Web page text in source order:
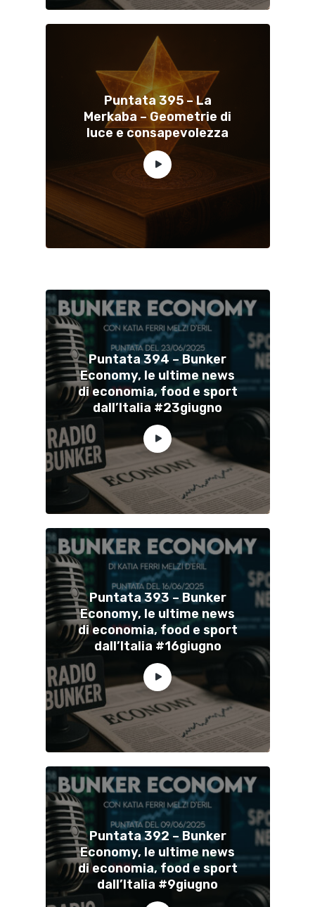
Puntata 395 – La
Merkaba – Geometrie di
luce e consapevolezza
Puntata 394 – Bunker
Economy, le ultime news
di economia, food e sport
dall’Italia #23giugno
Puntata 393 – Bunker
Economy, le ultime news
di economia, food e sport
dall’Italia #16giugno
Puntata 392 – Bunker
Economy, le ultime news
di economia, food e sport
dall’Italia #9giugno